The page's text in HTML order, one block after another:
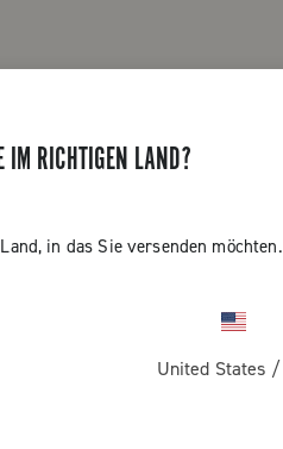
IM RICHTIGEN LAND?
in das Sie versenden möchten.
United States /